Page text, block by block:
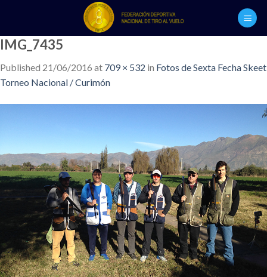
content
IMG_7435
Published 21/06/2016 at 709 × 532 in Fotos de Sexta Fecha Skeet
Torneo Nacional / Curimón